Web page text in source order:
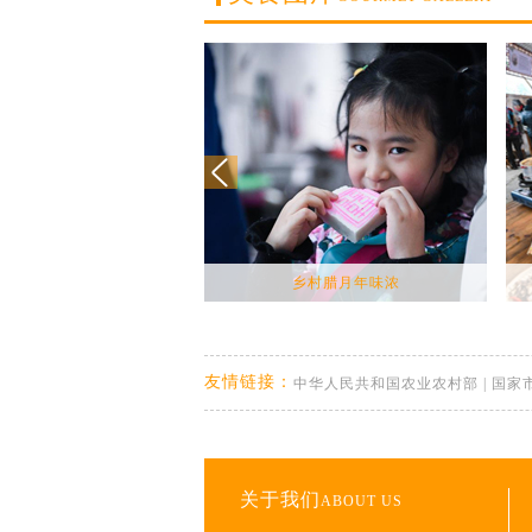
乡村腊月年味浓
友情链接： 中华人民共和国农业农村部 国家
关于我们ABOUT US